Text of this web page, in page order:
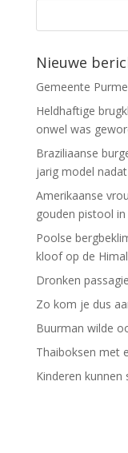
Nieuwe
Gemeente
Heldhaftige
onwel was
Braziliaanse
jarig model
Amerikaanse
gouden pistool
Poolse
kloof op de
Dronken
Zo kom je dus
Buurman wilde
Thaiboksen met
Kinderen